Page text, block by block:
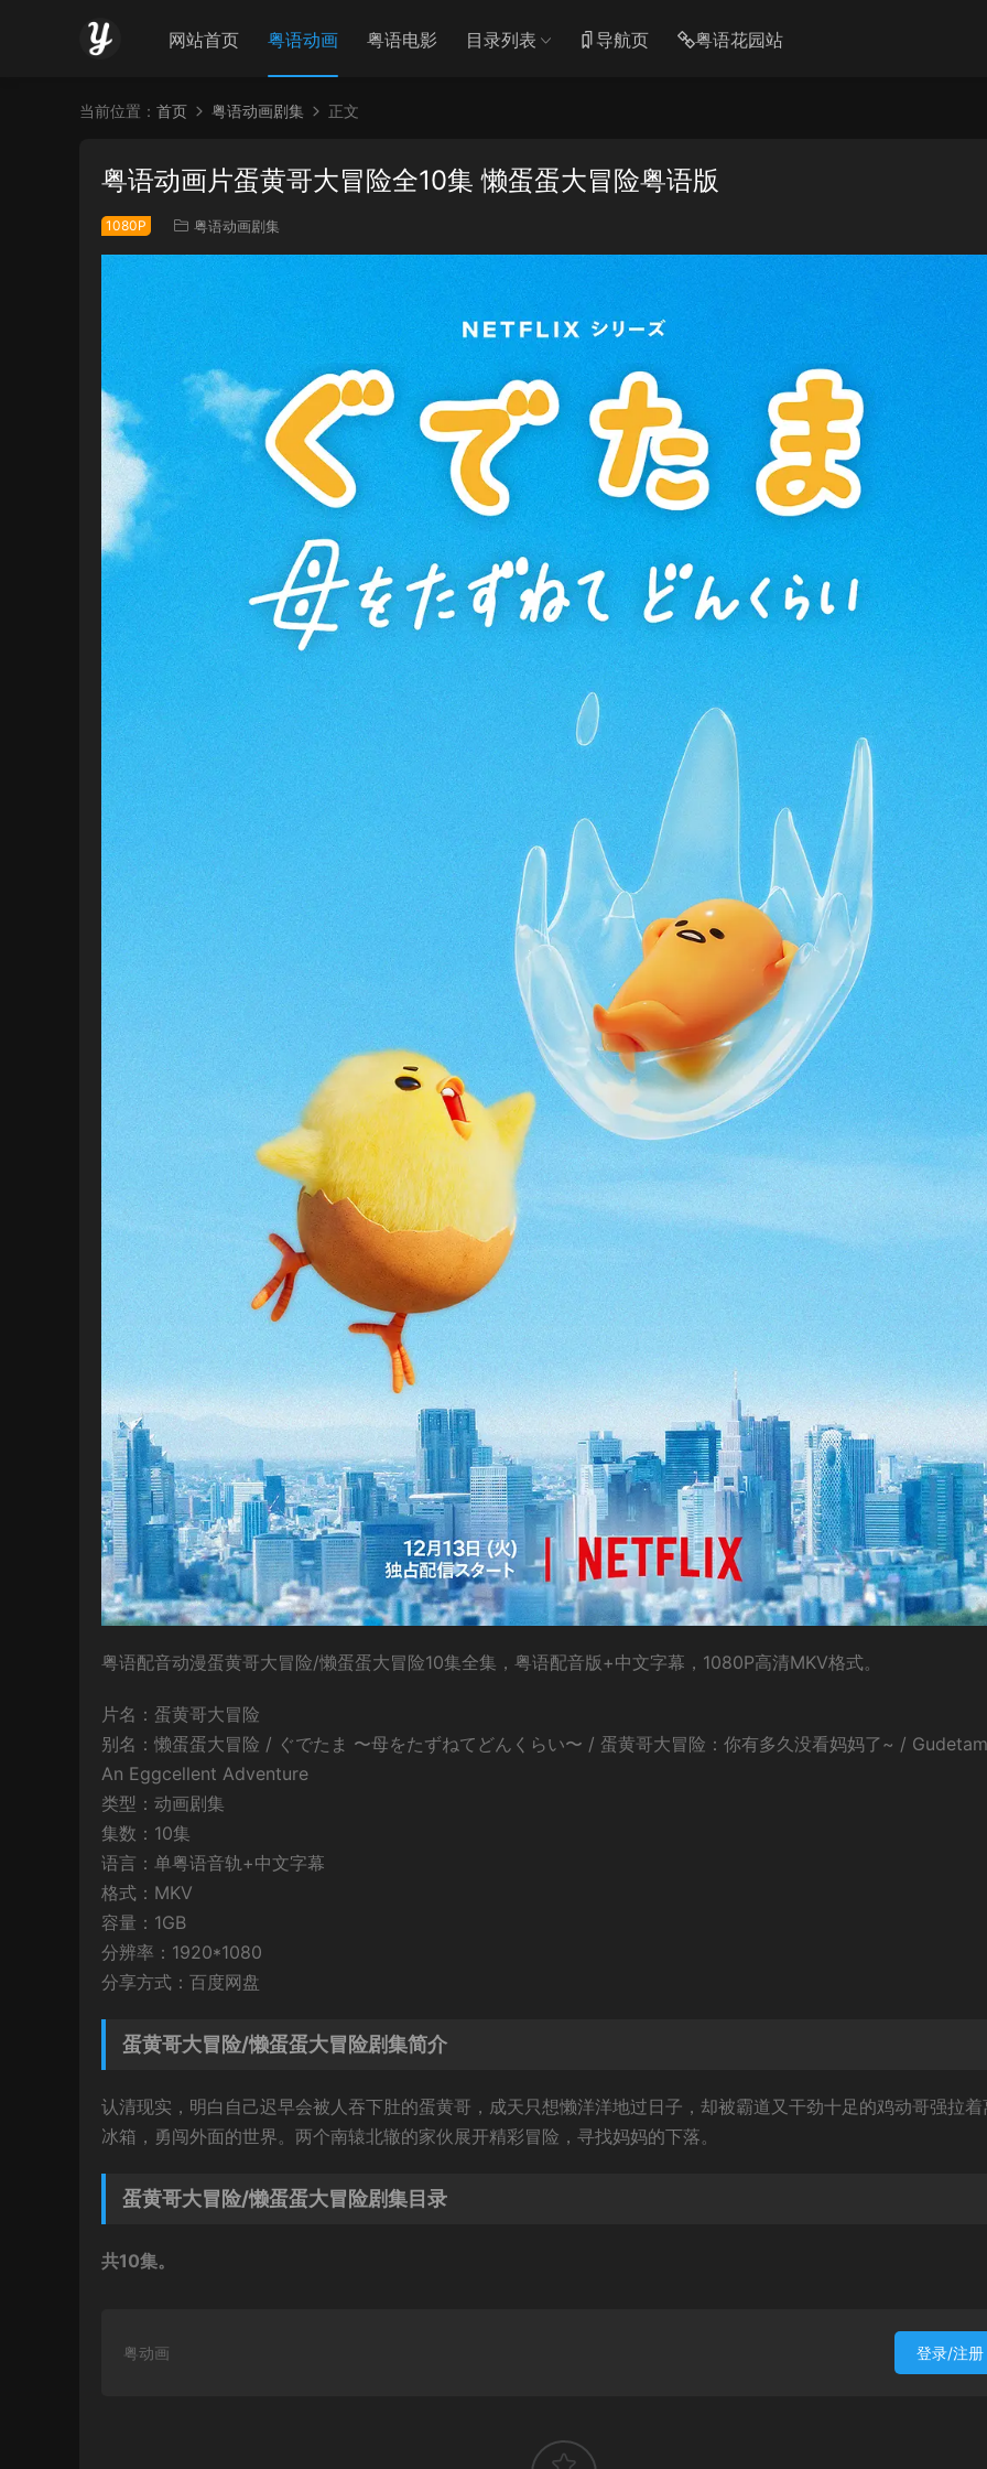
网站首页 粤语动画 粤语电影 目录列表 导航页 粤语花园站
当前位置： 首页 粤语动画剧集 正文
粤语动画片蛋黄哥大冒险全10集 懒蛋蛋大冒险粤语版
1080P 粤语动画剧集
粤语配音动漫蛋黄哥大冒险/懒蛋蛋大冒险10集全集，粤语配音版+中文字幕，1080P高清MKV格式。
片名：蛋黄哥大冒险
别名：懒蛋蛋大冒险 / ぐでたま 〜母をたずねてどんくらい〜 / 蛋黄哥大冒险：你有多久没看妈妈了~ /
An Eggcellent Adventure
类型：动画剧集
集数：10集
语言：单粤语音轨+中文字幕
格式：MKV
容量：1GB
分辨率：1920*1080
分享方式：百度网盘
蛋黄哥大冒险/懒蛋蛋大冒险剧集简介
认清现实，明白自己迟早会被人吞下肚的蛋黄哥，成天只想懒洋洋地过日子，却被霸道又干劲十足的鸡动哥强拉着
冰箱，勇闯外面的世界。两个南辕北辙的家伙展开精彩冒险，寻找妈妈的下落。
蛋黄哥大冒险/懒蛋蛋大冒险剧集目录
共10集。
粤动画 登录/注册